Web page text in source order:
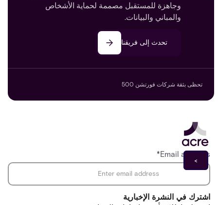
وجاهزة للمستقبل مصممة لحماية الأشخاص
والمباني والبيانات.
تحدث إلى فريقنا
تحظى بثقة شركات فورتشن 500
اشترك في النشرة الإخبارية
Email address
*